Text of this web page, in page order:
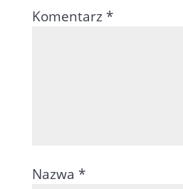
Komentarz *
Nazwa *